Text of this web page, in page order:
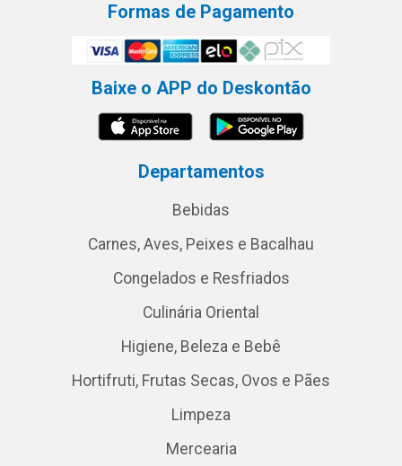
Formas de Pagamento
Baixe o APP do Deskontão
Departamentos
Bebidas
Carnes, Aves, Peixes e Bacalhau
Congelados e Resfriados
Culinária Oriental
Higiene, Beleza e Bebê
Hortifruti, Frutas Secas, Ovos e Pães
Limpeza
Mercearia